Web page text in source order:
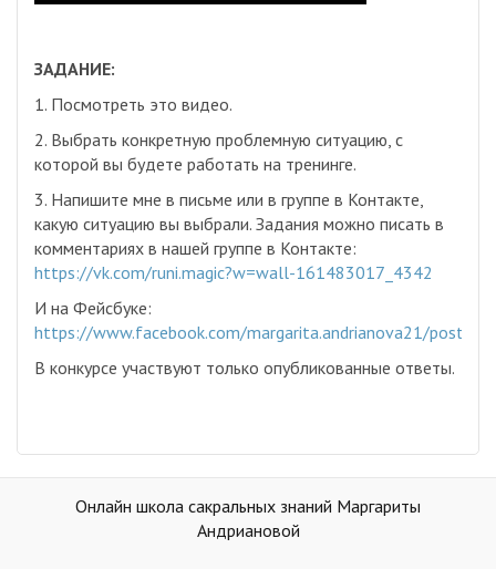
ЗАДАНИЕ:
1. Посмотреть это видео.
2. Выбрать конкретную проблемную ситуацию, с
которой вы будете работать на тренинге.
3. Напишите мне в письме или в группе в Контакте,
какую ситуацию вы выбрали. Задания можно писать в
комментариях в нашей группе в Контакте:
https://vk.com/runi.magic?w=wall-161483017_4342
И на Фейсбуке:
https://www.facebook.com/margarita.andrianova21/posts/
В конкурсе участвуют только опубликованные ответы.
Онлайн школа сакральных знаний Маргариты
Андриановой